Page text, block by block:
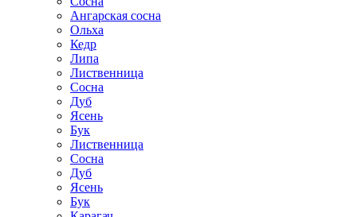
Ангарская сосна
Ольха
Кедр
Липа
Лиственница
Сосна
Дуб
Ясень
Бук
Лиственница
Сосна
Дуб
Ясень
Бук